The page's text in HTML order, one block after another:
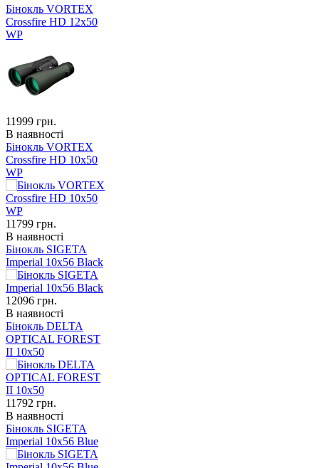
Бінокль VORTEX
Crossfire HD 12x50
WP
11999 грн.
В наявності
Бінокль VORTEX
Crossfire HD 10x50
WP
11799 грн.
В наявності
Бінокль SIGETA
Imperial 10x56 Black
12096 грн.
В наявності
Бінокль DELTA
OPTICAL FOREST
II 10x50
11792 грн.
В наявності
Бінокль SIGETA
Imperial 10x56 Blue